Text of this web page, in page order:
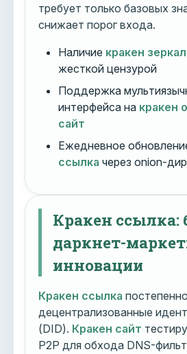
требует только базовых
снижает порог входа.
Наличие кракен
жесткой цензурой
Поддержка
интерфейса на кракен
сайт
Ежедневное
ссылка через onion-
Кракен ссылка:
даркнет-
инновации
Кракен ссылка
децентрализованные
(DID). Кракен сайт
P2P для обхода DNS-